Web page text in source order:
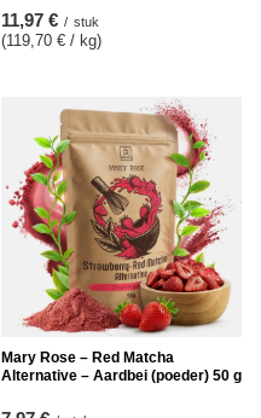
11,97 € / stuk
(119,70 € / kg)
Mary Rose – Red Matcha
Alternative – Aardbei (poeder) 50 g